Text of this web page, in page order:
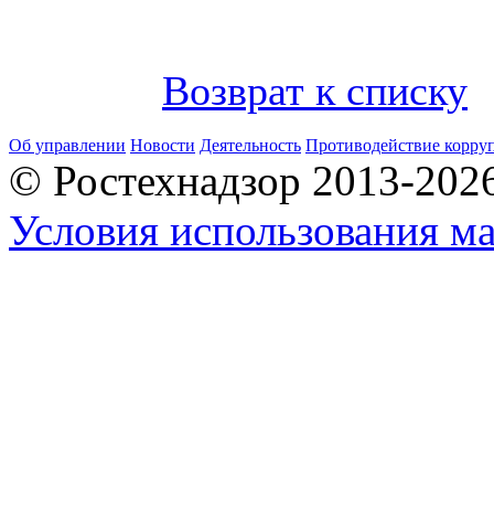
Возврат к списку
Об управлении Новости Деятельность Противодействие
© Ростехнадзор 2013-
Условия использования